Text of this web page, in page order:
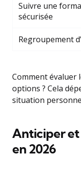
Suivre une
sécurisée
Regroupement
Comment évaluer
options ? Cela
situation
Anticiper et
en 2026